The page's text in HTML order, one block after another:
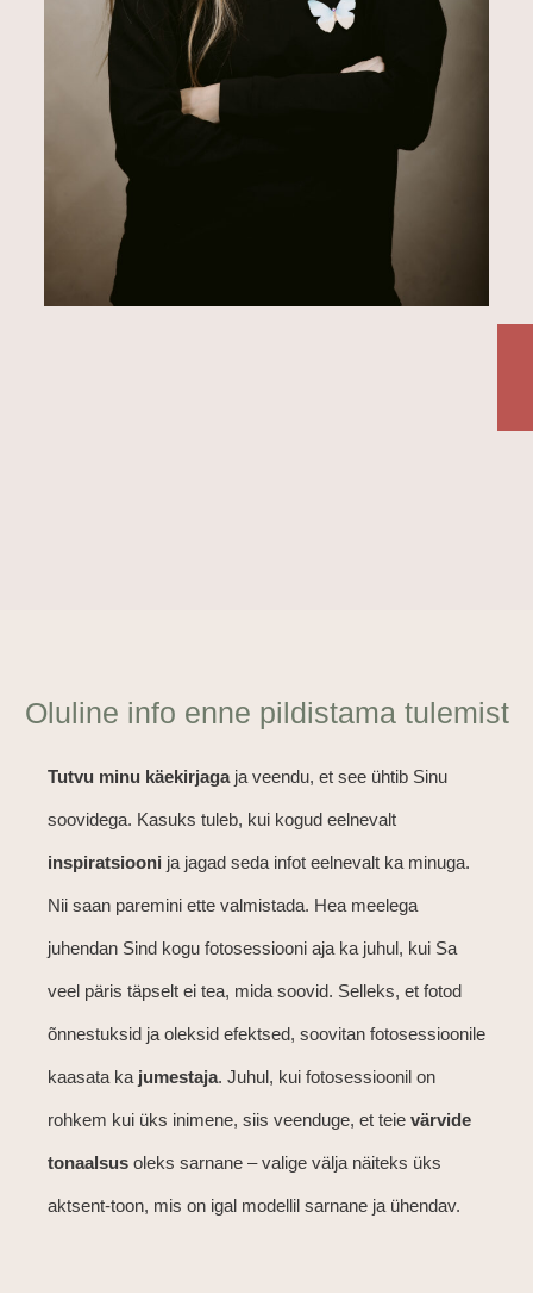
Oluline info enne pildistama tulemist
Tutvu minu käekirjagaja veendu, et see ühtib Sinu
soovidega. Kasuks tuleb, kui kogud eelnevalt
inspiratsiooni ja jagad seda infot eelnevalt ka minuga.
Nii saan paremini ette valmistada. Hea meelega
juhendan Sind kogu fotosessiooni aja ka juhul, kui Sa
veel päris täpselt ei tea, mida soovid. Selleks, et fotod
õnnestuksid ja oleksid efektsed, soovitan fotosessioonile
kaasata ka jumestaja. Juhul, kui fotosessioonil on
rohkem kui üks inimene, siis veenduge, et teie värvide
tonaalsus oleks sarnane – valige välja näiteks üks
aktsent-toon, mis on igal modellil sarnane ja ühendav.